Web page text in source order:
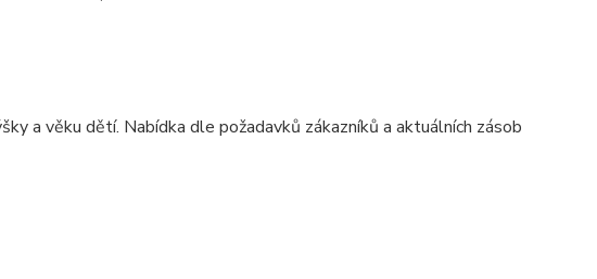
a věku dětí. Nabídka dle požadavků zákazníků a aktuálních zásob